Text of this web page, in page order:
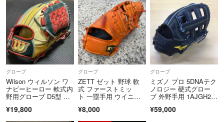
https://fril.jp/ts/official/law/a011/#return_policy
グローブ
Wilson ウィルソン ワ
ナビーヒーロー 軟式内
野用グローブ D5型 W
¥19,800
グローブ
ZETT ゼット 野球 軟
式 ファーストミッ
ト 一塁手用 ウイニン
1900
¥8,000
グローブ
ミズノ プロ 5DNAテク
ノロジー 硬式グロー
ブ 外野手用 1AJGH22
¥59,000